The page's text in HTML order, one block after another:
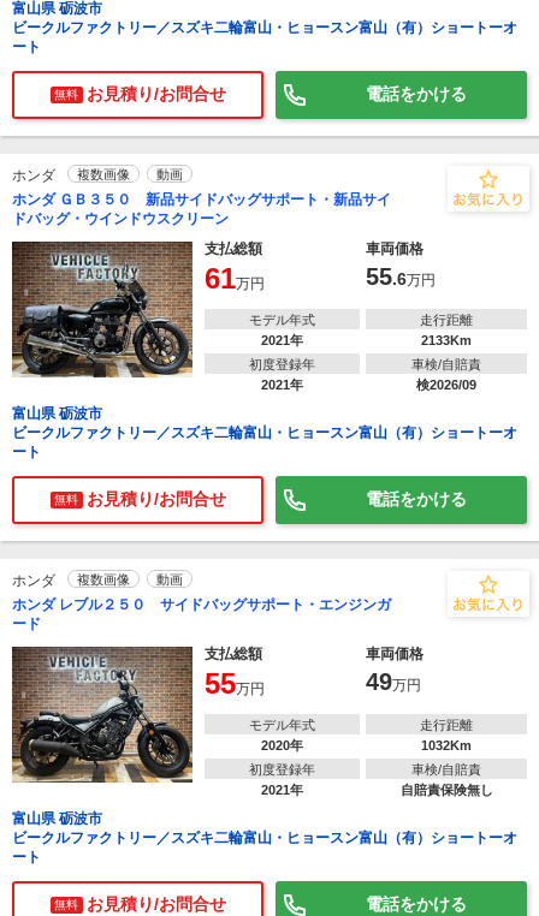
富山県 砺波市
ビークルファクトリー／スズキ二輪富山・ヒョースン富山（有）ショートーオ
ート
無料 お見積り/お問合せ 電話をかける
ホンダ 複数画像 動画
ホンダ ＧＢ３５０ 新品サイドバッグサポート・新品サイ
ドバッグ・ウインドウスクリーン
支払総額
車両価格
61万円 55.6万円
モデル年式
2021年
走行距離
2133Km
初度登録年
2021年
車検/自賠責
検2026/09
富山県 砺波市
ビークルファクトリー／スズキ二輪富山・ヒョースン富山（有）ショートーオ
ート
無料 お見積り/お問合せ 電話をかける
ホンダ 複数画像 動画
ホンダ レブル２５０ サイドバッグサポート・エンジンガ
ード
支払総額
車両価格
55万円 49万円
モデル年式
2020年
走行距離
1032Km
初度登録年
2021年
車検/自賠責
自賠責保険無し
富山県 砺波市
ビークルファクトリー／スズキ二輪富山・ヒョースン富山（有）ショートーオ
ート
無料 お見積り/お問合せ 電話をかける